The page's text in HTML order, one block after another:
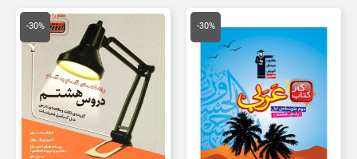
-30%
اصلی
9,000 تومان
بود.
قیمت
فعلی
6,300 تومان
است.
-30%
قیمت
اصلی
20,000 تومان
بود.
قیمت
فعلی
است.